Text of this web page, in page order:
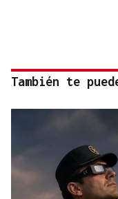
También te